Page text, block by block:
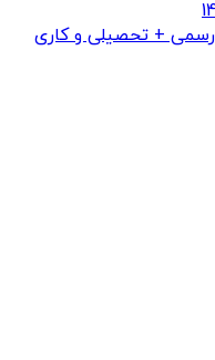
رسمی + تحصیلی و کاری